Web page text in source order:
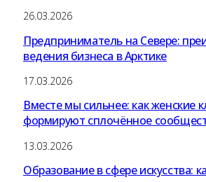
26.03.2026
Предприниматель на Севере:
ведения бизнеса в Арктике
17.03.2026
Вместе мы сильнее: как женские
формируют сплочённое
13.03.2026
Образование в сфере искусства: